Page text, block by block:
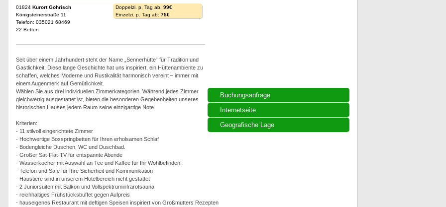
Buchungsanfrage
Internetseite
Geografische Lage
01824 Kurort Gohrisch
Königsteinerstraße 11
Telefon: 035021 68469
22 Betten
Doppelzi. p. Tag ab: 99€
Einzelzi. p. Tag ab: 75€
Seit über einem Jahrhundert steht der Name „Sennerhütte“ für Tradition und
Gastlichkeit. Diese lange Geschichte hat uns inspiriert, ein Hüttenambiente zu
schaffen, welches Moderne und Rustikalität harmonisch vereint – immer mit
einem Augenmerk auf Gemütlichkeit.
Wählen Sie aus drei individuellen Zimmerkategorien. Während jedes Zimmer
gleichwertig ausgestattet ist, bieten die besonderen Gegebenheiten unseres
historischen Hauses jedem Raum seine einzigartige Note.
Kriterien:
- 11 stilvoll eingerichtete Zimmer
- Hochwertige Boxspringbetten für Ihren erholsamen Schlaf
- Bodengleiche Duschen, WC und Duschbad.
- Großer Sat-Flat-TV für entspannte Abende
- Wasserkocher mit Auswahl an Tee und Kaffee für Ihr Wohlbefinden.
- Telefon und Safe für Ihre Sicherheit und Kommunikation
- Haustiere sind in unserem Hotelbereich nicht gestattet
- 2 Juniorsuiten mit Balkon und Vollspektruminfrarotsauna
- reichhaltiges Frühstücksbuffet gegen Aufpreis
- hauseigenes Restaurant mit deftigen Speisen inspiriert von Großmutters Rezepten